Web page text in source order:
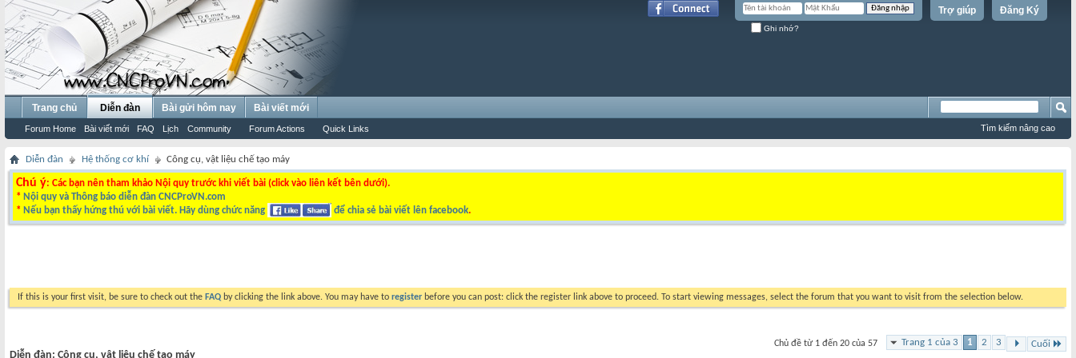
Đăng Ký
Trợ giúp
Ghi nhớ?
Trang chủ Diễn đàn
Forum Home Bài viết mới FAQ Lịch Community Forum Actions Quick Links
Bài gửi hôm nay Bài viết mới
Tìm kiếm nâng cao
Diễn đàn Hệ thống cơ khí Công cụ, vật liệu chế tạo máy
Chú ý: Các bạn nên tham khảo Nội quy trước khi viết bài (click vào liên kết bên dưới).
* Nội quy và Thông báo diễn đàn CNCProVN.com
* Nếu bạn thấy hứng thú với bài viết. Hãy dùng chức năng để chia sẻ bài viết lên facebook.
If this is your first visit, be sure to check out the FAQ by clicking the link above. You may have to register before you can post: click the register link above to proceed. To start viewing messages, select the forum that you want to visit from the selection below.
Trang 1 của 3 1 2 3 Cuối
Chủ đề từ 1 đến 20 của 57
Diễn đàn: Công cụ, vật liệu chế tạo máy